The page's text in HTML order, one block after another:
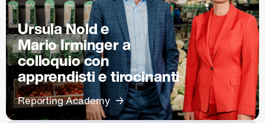
Ursula Nold e
Mario Irminger a
colloquio con
apprendisti e tirocinanti
Reporting Academy